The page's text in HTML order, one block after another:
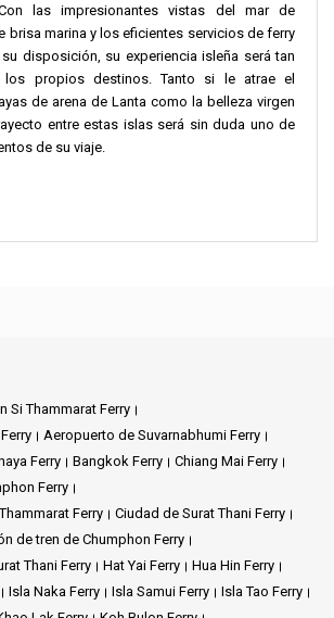
las impresionantes vistas del mar de
brisa marina y los eficientes servicios de ferry
disposición, su experiencia isleña será tan
los propios destinos. Tanto si le atrae el
de arena de Lanta como la belleza virgen
entre estas islas será sin duda uno de
de su viaje.
Si Thammarat Ferry
Aeropuerto de Suvarnabhumi Ferry
Ferry Bangkok Ferry
Chiang Mai Ferry
Ferry
Ferry
Ciudad de Surat Thani Ferry
de tren de Chumphon Ferry
Thani Ferry
Hat Yai Ferry
Hua Hin Ferry
Isla Naka Ferry Isla Samui Ferry
Isla Tao Ferry